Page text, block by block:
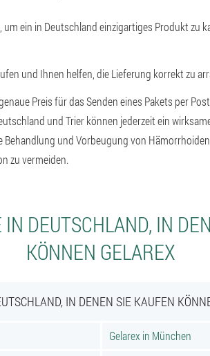
um ein in Deutschland einzigartiges Produkt zu
und Ihnen helfen, die Lieferung korrekt zu
Preis für das Senden eines Pakets per
und Trier können jederzeit ein
Behandlung und Vorbeugung von
zu vermeiden.
DEUTSCHLAND, IN
KÖNNEN GELAREX
IN DENEN SIE KAUFEN
Gelarex in München